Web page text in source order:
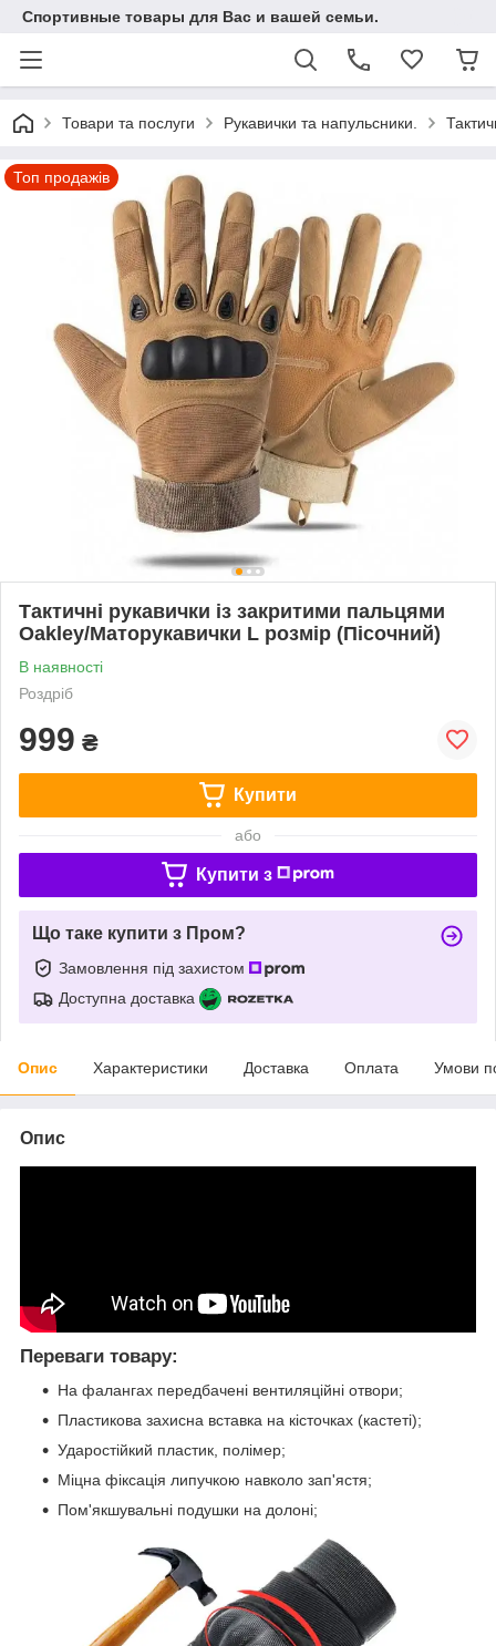
Спортивные товары для Вас и вашей семьи.
Товари та послуги Рукавички та напульсники.
Топ продажів
Тактичні рукавички із закритими пальцями
Oakley/Маторукавички L розмір (Пісочний)
В наявності
Роздріб
999 ₴
Купити
або
Купити з
Що таке купити з Пром?
Замовлення під захистом
Доступна доставка
Опис Характеристики Доставка Оплата Умови
Опис
Переваги товару:
На фалангах передбачені вентиляційні отвори;
Пластикова захисна вставка на кісточках (кастеті);
Ударостійкий пластик, полімер;
Міцна фіксація липучкою навколо зап'ястя;
Пом'якшувальні подушки на долоні;